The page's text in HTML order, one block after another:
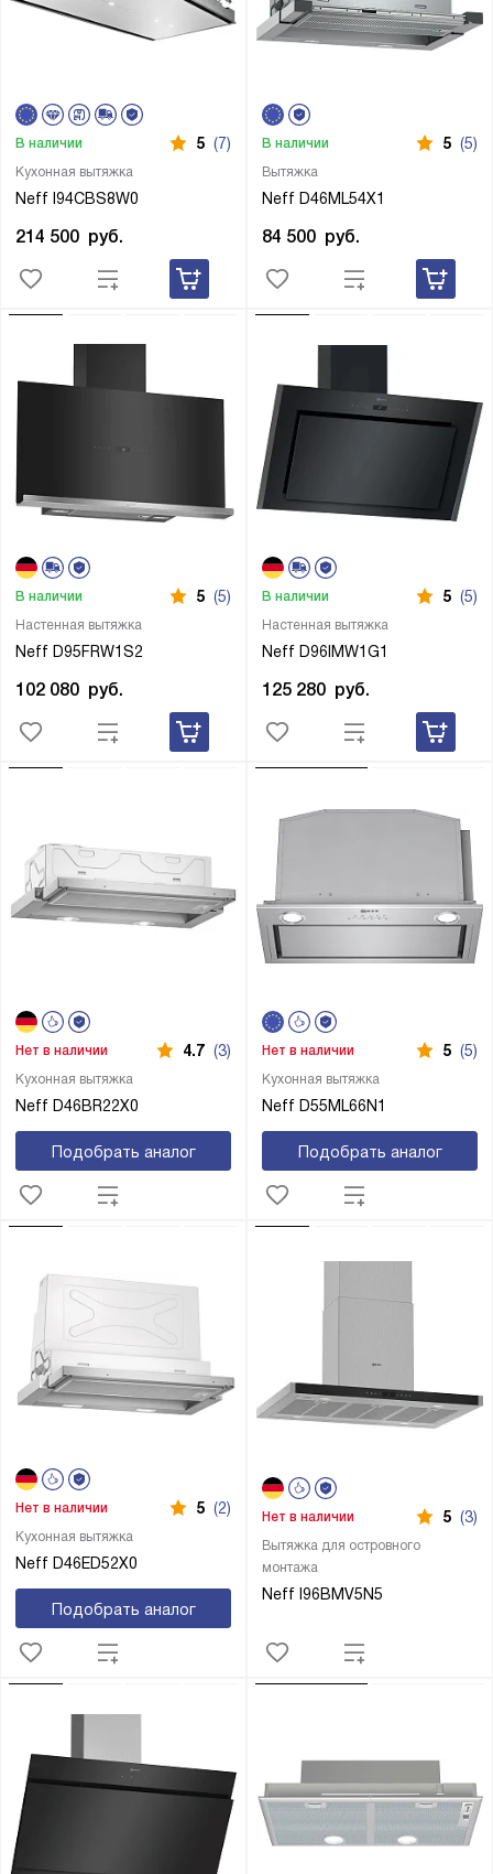
Кухонная вытяжка
Neff I94CBS8W0
В наличии 5 (7)
214 500 руб.
Вытяжка
Neff D46ML54X1
В наличии 5 (5)
84 500 руб.
Настенная вытяжка
Neff D95FRW1S2
В наличии 5 (5)
102 080 руб.
Настенная вытяжка
Neff D96IMW1G1
В наличии 5 (5)
125 280 руб.
Кухонная вытяжка
Neff D46BR22X0
Нет в наличии 4.7 (3)
Подобрать аналог
Кухонная вытяжка
Neff D55ML66N1
Нет в наличии 5 (5)
Подобрать аналог
Кухонная вытяжка
Neff D46ED52X0
Нет в наличии 5 (2)
Подобрать аналог
Вытяжка для островного
монтажа
Neff I96BMV5N5
Нет в наличии 5 (3)